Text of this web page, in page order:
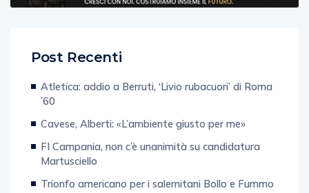
Post Recenti
Atletica: addio a Berruti, ‘Livio rubacuori’ di Roma
’60
Cavese, Alberti: «L’ambiente giusto per me»
FI Campania, non c’è unanimità su candidatura
Martusciello
Trionfo americano per i salernitani Bollo e Fummo